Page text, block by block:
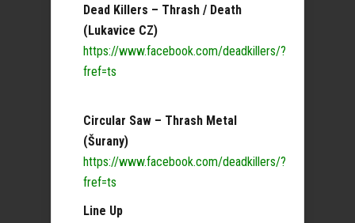
Dead Killers – Thrash / Death
(Lukavice CZ)
https://www.facebook.com/deadkillers/?
fref=ts
Circular Saw – Thrash Metal
(Šurany)
https://www.facebook.com/deadkillers/?
fref=ts
Line Up